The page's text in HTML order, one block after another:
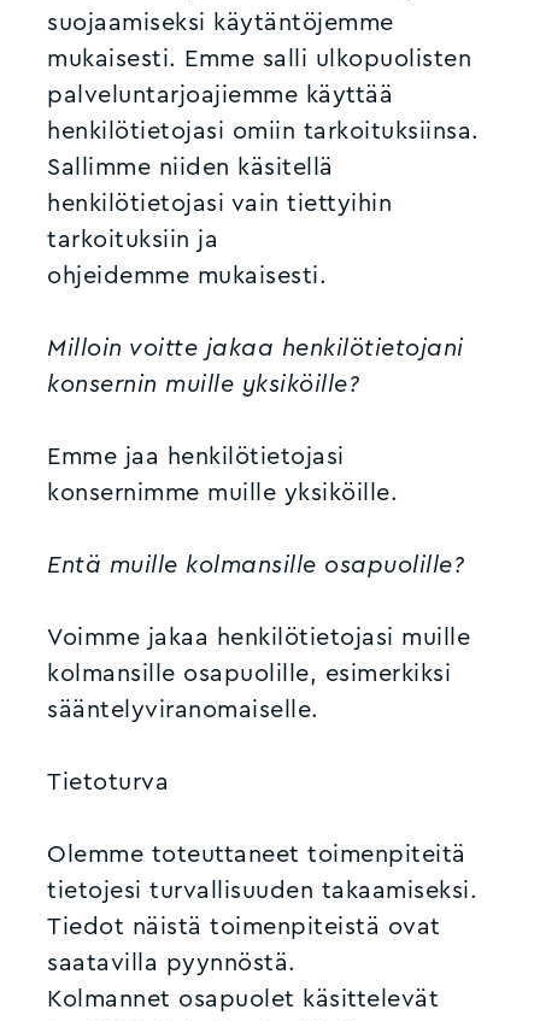
suojaamiseksi käytäntöjemme
mukaisesti. Emme salli ulkopuolisten
palveluntarjoajiemme käyttää
henkilötietojasi omiin tarkoituksiinsa.
Sallimme niiden käsitellä
henkilötietojasi vain tiettyihin
tarkoituksiin ja
ohjeidemme mukaisesti.
Milloin voitte jakaa henkilötietojani
konsernin muille yksiköille?
Emme jaa henkilötietojasi
konsernimme muille yksiköille.
Entä muille kolmansille osapuolille?
Voimme jakaa henkilötietojasi muille
kolmansille osapuolille, esimerkiksi
sääntelyviranomaiselle.
Tietoturva
Olemme toteuttaneet toimenpiteitä
tietojesi turvallisuuden takaamiseksi.
Tiedot näistä toimenpiteistä ovat
saatavilla pyynnöstä.
Kolmannet osapuolet käsittelevät